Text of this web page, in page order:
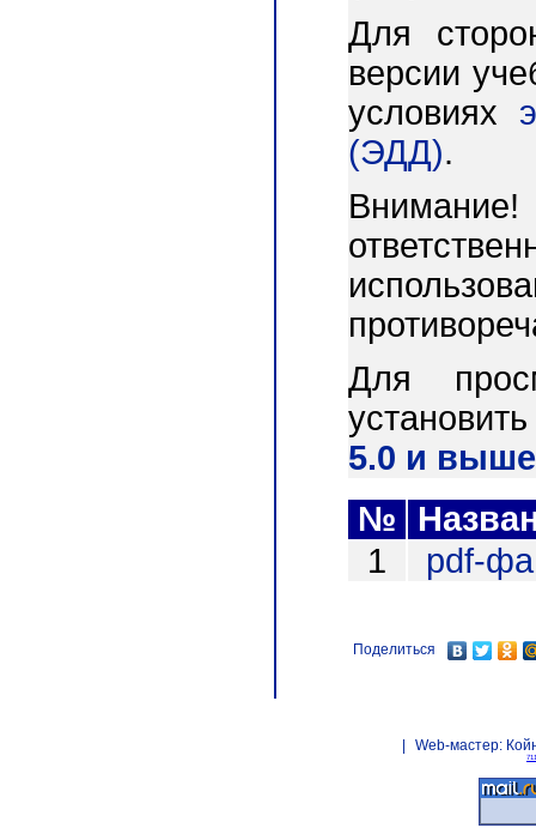
Для
версии
условиях
(ЭДД).
Для
5.0 и
№
1
pdf-
Поделиться
Web-мастер: